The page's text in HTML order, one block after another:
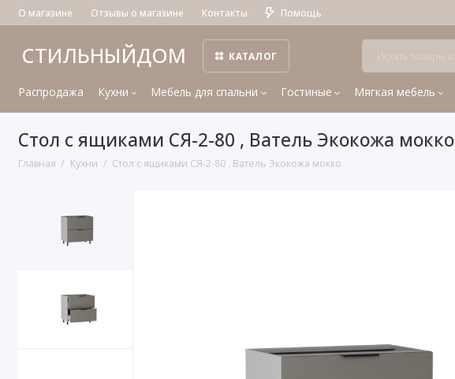
О магазине Отзывы о магазине Контакты Помощь
СТИЛЬНЫЙДОМ КАТАЛОГ
Распродажа Кухни Мебель для спальни Гостиные Мягкая мебель
Стол с ящиками СЯ-2-80 , Ватель Экокожа мокко
Главная Кухни Стол с ящиками СЯ-2-80 , Ватель Экокожа мокко